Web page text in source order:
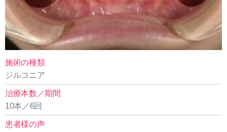
施術の種類
ジルコニア
治療本数／期間
10本／6回
患者様の声